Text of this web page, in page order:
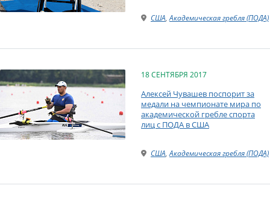
США,Академическая гребля (ПОДА)
18 СЕНТЯБРЯ 2017
Алексей Чувашев поспорит за
медали на чемпионате мира по
академической гребле спорта
лиц с ПОДА в США
США,Академическая гребля (ПОДА)